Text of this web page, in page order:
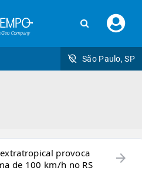
seu
São Paulo, SP
provoca
de 100 km/h no RS
arrow_forward